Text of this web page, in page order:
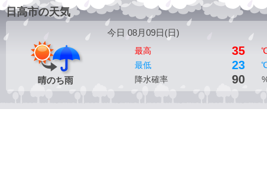
日高市の天気
今日 08月09日(日)
晴のち雨
最高 35
最低
23
降水確率
90